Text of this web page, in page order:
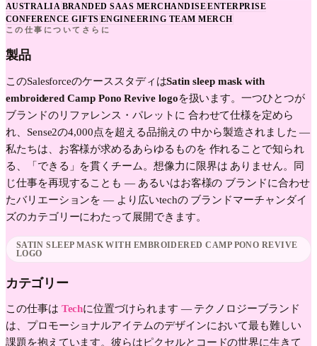
AUSTRALIA BRANDED SAAS MERCHANDISEENTERPRISE
CONFERENCE GIFTS ENGINEERING TEAM MERCH
この仕事についてさらに
製品
このSalesforceのケーススタディはSatin sleep mask with
embroidered Camp Pono Revive logoを扱います。一つひとつが
ブランドのリファレンス・パレットに 合わせて仕様を定めら
れ、Sense2の4,000点を超える品揃えの 中から製造されました —
私たちは、お客様が求めるあらゆるものを 作れることで知られ
る、「できる」を貫くチーム。想像力に限界は ありません。同
じ仕事を再現することも — あるいはお客様の ブランドに合わせ
たバリエーションを — より広いtechの ブランドマーチャンダイ
ズのカテゴリーにわたって展開できます。
SATIN SLEEP MASK WITH EMBROIDERED CAMP PONO REVIVE
LOGO
カテゴリー
この仕事は Techに位置づけられます — テクノロジーブランド
は、プロモーショナルアイテムのデザインにおいて最も難しい
課題を抱えています。彼らはピクセルとコードの世界に生きて